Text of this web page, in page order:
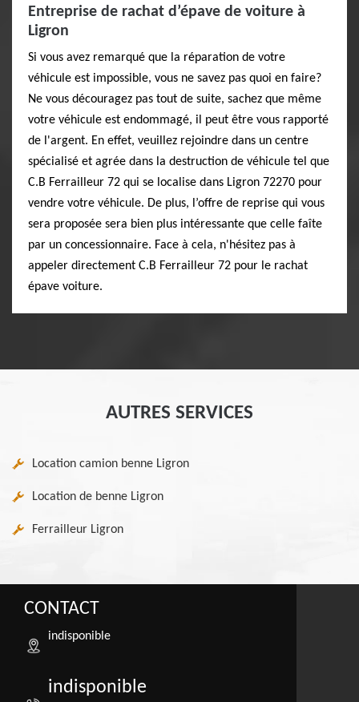
Entreprise de rachat d’épave de voiture à
Ligron
Si vous avez remarqué que la réparation de votre
véhicule est impossible, vous ne savez pas quoi en faire?
Ne vous découragez pas tout de suite, sachez que même
votre véhicule est endommagé, il peut être vous rapporté
de l'argent. En effet, veuillez rejoindre dans un centre
spécialisé et agrée dans la destruction de véhicule tel que
C.B Ferrailleur 72 qui se localise dans Ligron 72270 pour
vendre votre véhicule. De plus, l’offre de reprise qui vous
sera proposée sera bien plus intéressante que celle faîte
par un concessionnaire. Face à cela, n'hésitez pas à
appeler directement C.B Ferrailleur 72 pour le rachat
épave voiture.
AUTRES SERVICES
Location camion benne Ligron
Location de benne Ligron
Ferrailleur Ligron
CONTACT
indisponible
indisponible